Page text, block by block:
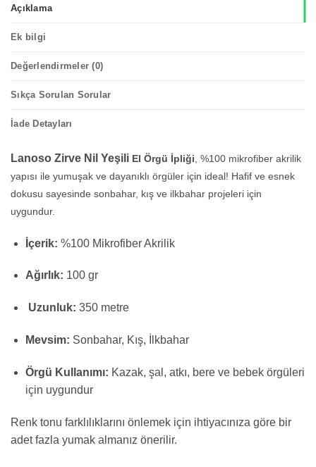
Açıklama
Ek bilgi
Değerlendirmeler (0)
Sıkça Sorulan Sorular
İade Detayları
Lanoso Zirve Nil Yeşili El Örgü İpliği , %100 mikrofiber akrilik
yapısı ile yumuşak ve dayanıklı örgüler için ideal! Hafif ve esnek
dokusu sayesinde sonbahar, kış ve ilkbahar projeleri için
uygundur.
İçerik: %100 Mikrofiber Akrilik
Ağırlık: 100 gr
Uzunluk: 350 metre
Mevsim: Sonbahar, Kış, İlkbahar
Örgü Kullanımı: Kazak, şal, atkı, bere ve bebek örgüleri
için uygundur
Renk tonu farklılıklarını önlemek için ihtiyacınıza göre bir
adet fazla yumak almanız önerilir.